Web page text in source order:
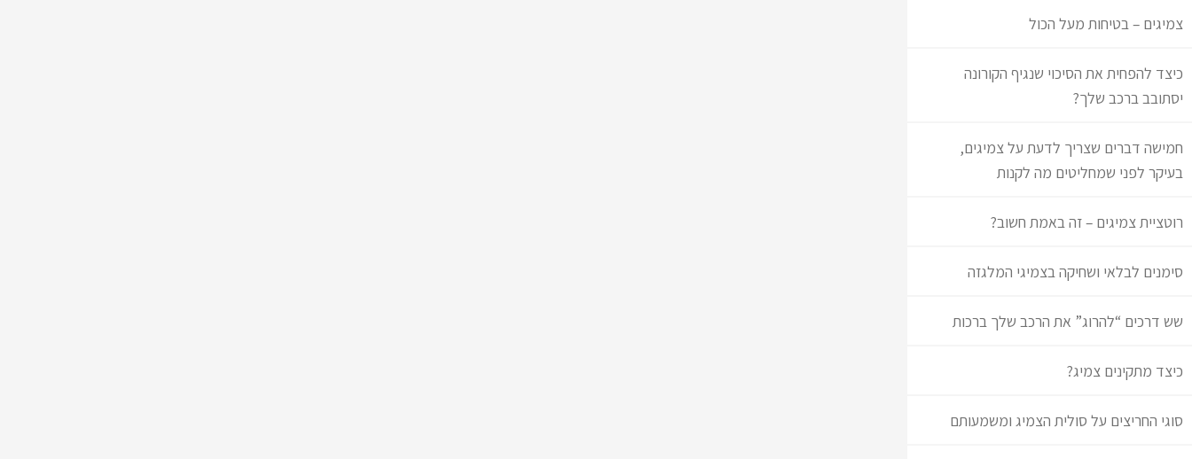
צמיגים – בטיחות מעל הכול
כיצד להפחית את הסיכוי שנגיף הקורונה
יסתובב ברכב שלך?
חמישה דברים שצריך לדעת על צמיגים,
בעיקר לפני שמחליטים מה לקנות
רוטציית צמיגים – זה באמת חשוב?
סימנים לבלאי ושחיקה בצמיגי המלגזה
שש דרכים “להרוג” את הרכב שלך ברכות
כיצד מתקינים צמיג?
סוגי החריצים על סולית הצמיג ומשמעותם